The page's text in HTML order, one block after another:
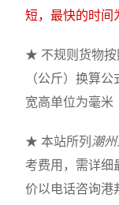
短，最快的时间
★ 不规则货物按
（公斤）换算
宽高单位为毫米
★ 本站所列 潮
考费用，需详细
价以电话咨询港